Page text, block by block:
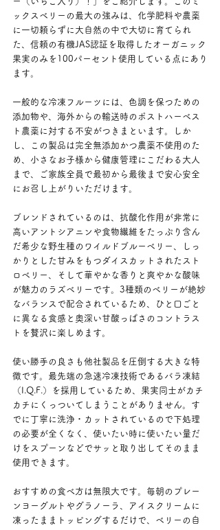
ックスベリーの最大の強みは、化学肥料や農薬
に一切頼らずに大自然の中で大切に育てられ
た、信頼の有機JAS認証を取得したオーガニック
果実のみを100パーセント使用している点にあり
ます。
一般的な冷凍フルーツには、色調を保つための
添加物や、海外からの輸送時のポストハーベス
ト農薬に対する不安がつきまといます。しか
し、この製品は完全無添加かつ農薬不使用のた
め、小さなお子様から健康管理にこだわる大人
まで、ご家族全員で最初から最後まで安心安全
にお召し上がりいただけます。
ブレンドされているのは、抗酸化作用が非常に
高いアントシアニンや食物繊維をたっぷり含ん
だ希少な野生種のワイルドブルーベリー、しっ
かりとした甘みをもつダイスカットされたスト
ロベリー、そして華やかな香りと爽やかな酸味
が魅力のラズベリーです。3種類のベリーが絶妙
なバランスで配合されているため、ひと口ごと
に異なる食感と奥深い甘酸っぱさのコントラス
トを贅沢に楽しめます。
使い勝手の良さも他社製品を圧倒する大きな特
徴です。最先端の急速冷凍技術であるバラ凍結
（I.Q.F.）を採用しているため、果実同士がカチ
カチにくっついてしまうことがありません。す
でに丁寧に洗浄・カットされているので下処理
の必要が全くなく、使いたい時に使いたい量だ
けをスプーンなどでサッと取り出してそのまま
使用できます。
おすすめの食べ方は無限大です。毎朝のプレー
ンヨーグルトやグラノーラ、アイスクリームに
凍ったままトッピングするだけで、ベリーの自